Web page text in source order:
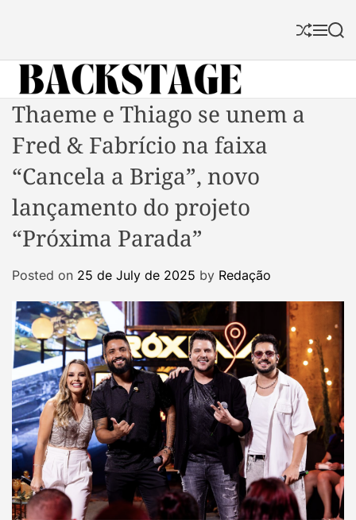
S
f
l
M S
c
B
a
c
k
a
g
Thaeme e Thiago se unem a
Fred & Fabrício na faixa
“Cancela a Briga”, novo
lançamento do projeto
“Próxima Parada”
Posted on 25 de July de 2025 by Redação